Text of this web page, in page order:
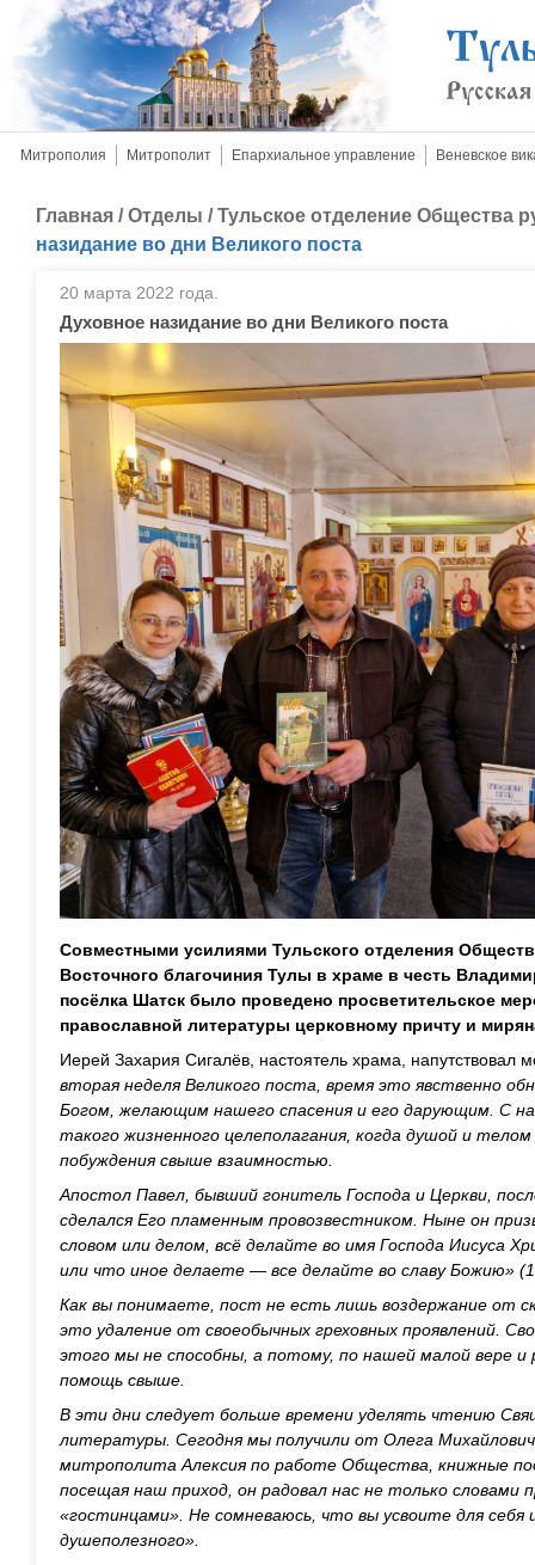
Митрополия Митрополит Епархиальное управление Веневское
Главная /Отделы /Тульское отделение Общества
назидание во дни Великого поста
20 марта 2022 года.
Духовное назидание во дни Великого поста
Совместными усилиями Тульского отделения
Восточного благочиния Тулы в храме в честь
посёлка Шатск было проведено просветительское
православной литературы церковному причту и
Иерей Захария Сигалёв, настоятель храма, напутствовал
вторая неделя Великого поста, время это явственно
Богом, желающим нашего спасения и его дарующим. С
такого жизненного целеполагания, когда душой и
побуждения свыше взаимностью.
Апостол Павел, бывший гонитель Господа и Церкви,
сделался Его пламенным провозвестником. Ныне он
словом или делом, всё делайте во имя Господа Иисуса
или что иное делаете — все делайте во славу Божию»
Как вы понимаете, пост не есть лишь воздержание от
это удаление от своеобычных греховных проявлений.
этого мы не способны, а потому, по нашей малой вере
помощь свыше.
В эти дни следует больше времени уделять чтению
литературы. Сегодня мы получили от Олега
митрополита Алексия по работе Общества, книжные
посещая наш приход, он радовал нас не только словами
«гостинцами». Не сомневаюсь, что вы усвоите для себя
душеполезного».